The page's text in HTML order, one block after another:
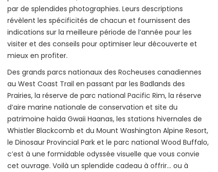
par de splendides photographies. Leurs descriptions
révèlent les spécificités de chacun et fournissent des
indications sur la meilleure période de l’année pour les
visiter et des conseils pour optimiser leur découverte et
mieux en profiter.
Des grands parcs nationaux des Rocheuses canadiennes
au West Coast Trail en passant par les Badlands des
Prairies, la réserve de parc national Pacific Rim, la réserve
d’aire marine nationale de conservation et site du
patrimoine haïda Gwaii Haanas, les stations hivernales de
Whistler Blackcomb et du Mount Washington Alpine Resort,
le Dinosaur Provincial Park et le parc national Wood Buffalo,
c’est à une formidable odyssée visuelle que vous convie
cet ouvrage. Voilà un splendide cadeau à offrir… ou à